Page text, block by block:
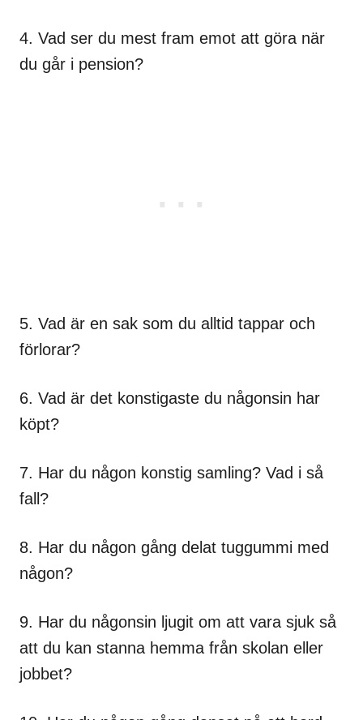
4. Vad ser du mest fram emot att göra när
du går i pension?
5. Vad är en sak som du alltid tappar och
förlorar?
6. Vad är det konstigaste du någonsin har
köpt?
7. Har du någon konstig samling? Vad i så
fall?
8. Har du någon gång delat tuggummi med
någon?
9. Har du någonsin ljugit om att vara sjuk så
att du kan stanna hemma från skolan eller
jobbet?